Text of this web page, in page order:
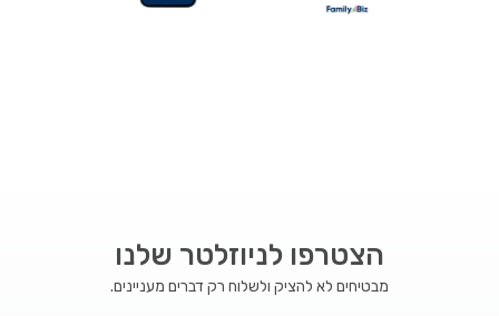
הצטרפו לניוזלטר שלנו
מבטיחים לא להציק ולשלוח רק דברים מעניינים.